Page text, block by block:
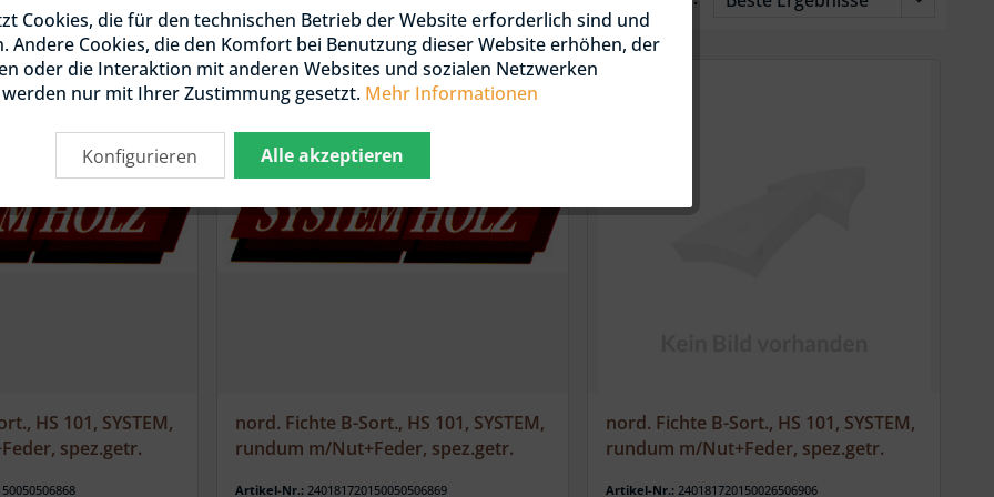
/ DOUGLASIE
/ KDI
UND LATTEN
/ DOUGLASIE
HS 101, SYSTEM,
spez.getr.
nord. Fichte B-Sort., HS 101, SYSTEM,
rundum m/Nut+Feder, spez.getr.
Artikel-Nr.: 240181720150050506869
nord. Fichte B-Sort., HS 101, SYSTEM,
rundum m/Nut+Feder, spez.getr.
Artikel-Nr.: 240181720150026506906
Cookies, die für den technischen Betrieb der Website erforderlich sind und
Andere Cookies, die den Komfort bei Benutzung dieser Website erhöhen, der
oder die Interaktion mit anderen Websites und sozialen Netzwerken
nur mit Ihrer Zustimmung gesetzt. Mehr Informationen
Alle akzeptieren
Konfigurieren